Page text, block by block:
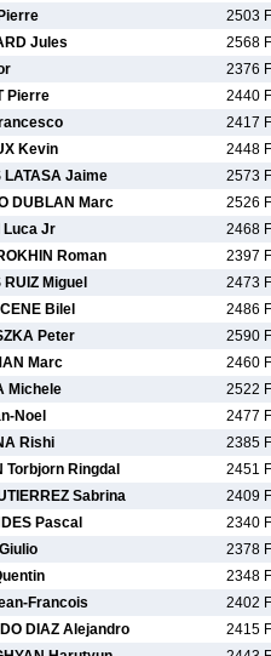
2503 F
Jules
2568 F
2376 F
Pierre
2440 F
2417 F
Kevin
2448 F
LATASA Jaime
2573 F
DUBLAN Marc
2526 F
Luca Jr
2468 F
Roman
2397 F
Miguel
2473 F
Bilel
2486 F
Peter
2590 F
Marc
2460 F
Michele
2522 F
Noel
2477 F
Rishi
2385 F
Torbjorn Ringdal
2451 F
Sabrina
2409 F
Pascal
2340 F
2378 F
2348 F
Francois
2402 F
DIAZ Alejandro
2415 F